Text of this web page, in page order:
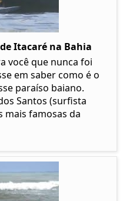
Itacaré na Bahia
você que nunca foi
em saber como é o
paraíso baiano.
Santos (surfista
mais famosas da